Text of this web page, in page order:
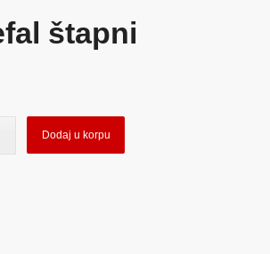
štapni
Dodaj u korpu